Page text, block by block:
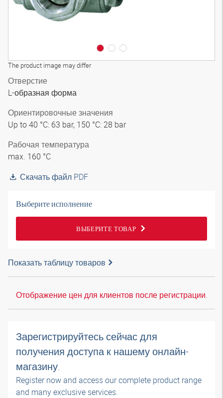
The product image may differ
Отверстие
L-образная форма
Ориентировочные значения
Up to 40 °C: 63 bar, 150 °C: 28 bar
Рабочая температура
max. 160 °C
Скачать файл PDF
Выберите исполнение
ВЫБЕРИТЕ ТОВАР
Показать таблицу товаров
Отображение цен для клиентов после регистрации.
Зарегистрируйтесь сейчас для
получения доступа к нашему онлайн-
магазину.
Register now and access our complete product range
and many exclusive services.